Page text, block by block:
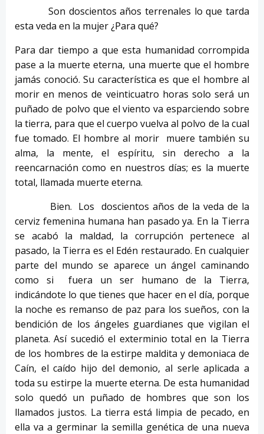
Son doscientos años terrenales lo que tarda
esta veda en la mujer ¿Para qué?
Para dar tiempo a que esta humanidad corrompida
pase a la muerte eterna, una muerte que el hombre
jamás conoció. Su característica es que el hombre al
morir en menos de veinticuatro horas solo será un
puñado de polvo que el viento va esparciendo sobre
la tierra, para que el cuerpo vuelva al polvo de la cual
fue tomado. El hombre al morir muere también su
alma, la mente, el espíritu, sin derecho a la
reencarnación como en nuestros días; es la muerte
total, llamada muerte eterna.
Bien. Los doscientos años de la veda de la
cerviz femenina humana han pasado ya. En la Tierra
se acabó la maldad, la corrupción pertenece al
pasado, la Tierra es el Edén restaurado. En cualquier
parte del mundo se aparece un ángel caminando
como si fuera un ser humano de la Tierra,
indicándote lo que tienes que hacer en el día, porque
la noche es remanso de paz para los sueños, con la
bendición de los ángeles guardianes que vigilan el
planeta. Así sucedió el exterminio total en la Tierra
de los hombres de la estirpe maldita y demoniaca de
Caín, el caído hijo del demonio, al serle aplicada a
toda su estirpe la muerte eterna. De esta humanidad
solo quedó un puñado de hombres que son los
llamados justos. La tierra está limpia de pecado, en
ella va a germinar la semilla genética de una nueva